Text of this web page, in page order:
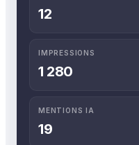
12
IMPRESSIONS
1 280
MENTIONS IA
19